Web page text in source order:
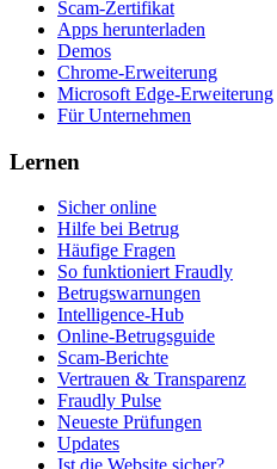
Scam-Zertifikat
Apps herunterladen
Demos
Chrome-Erweiterung
Microsoft Edge-Erweiterung
Für Unternehmen
Lernen
Sicher online
Hilfe bei Betrug
Häufige Fragen
So funktioniert Fraudly
Betrugswarnungen
Intelligence-Hub
Online-Betrugsguide
Scam-Berichte
Vertrauen & Transparenz
Fraudly Pulse
Neueste Prüfungen
Updates